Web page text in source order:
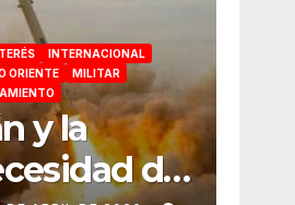
INTERNACIONAL
ORIENTE
MILITAR
y la
de